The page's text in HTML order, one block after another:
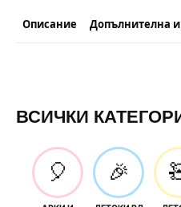
Описание Допълнителна
ВСИЧКИ
🎈 🎉